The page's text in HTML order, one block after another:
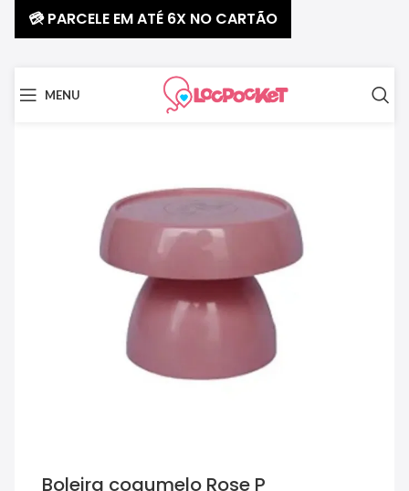
MENU
Boleira cogumelo Rose P
💳 PARCELE EM ATÉ 6X NO CARTÃO